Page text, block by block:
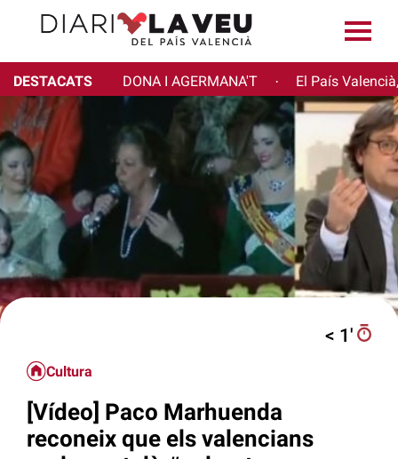
DESTACATS DONA I AGERMANA'T · El País
< 1′
Cultura
[Vídeo] Paco Marhuenda
reconeix que els valencians